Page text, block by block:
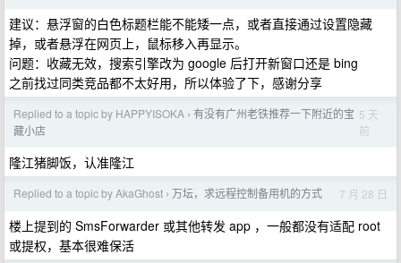
建议：悬浮窗的白色标题栏能不能矮一点，或者直接通过设置隐藏
掉，或者悬浮在网页上，鼠标移入再显示。
问题：收藏无效，搜索引擎改为 google 后打开新窗口还是 bing
之前找过同类竞品都不太好用，所以体验了下，感谢分享
Replied to a topic by HAPPYISOKA › 有没有广州老铁推荐一下附近的宝
藏小店
5 天
前
隆江猪脚饭，认准隆江
Replied to a topic by AkaGhost › 万坛，求远程控制备用机的方式 7 月 28 日
楼上提到的 SmsForwarder 或其他转发 app ，一般都没有适配 root
或提权，基本很难保活